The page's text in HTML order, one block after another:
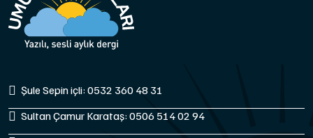
Şule Sepin içli: 0532 360 48 31
Sultan Çamur Karataş: 0506 514 02 94